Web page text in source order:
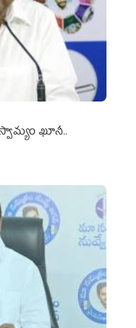
ఖూనీ..